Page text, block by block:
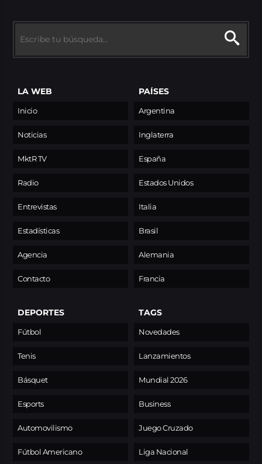
LA WEB
Inicio
Noticias
MktR TV
Radio
Entrevistas
Estadísticas
Agencia
Contacto
PAÍSES
Argentina
Inglaterra
España
Estados Unidos
Italia
Brasil
Alemania
Francia
DEPORTES
Fútbol
Tenis
Básquet
Esports
Automovilismo
Fútbol Americano
TAGS
Novedades
Lanzamientos
Mundial 2026
Business
Juego Cruzado
Liga Nacional